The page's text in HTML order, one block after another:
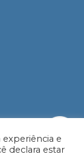
experiência e
declara estar